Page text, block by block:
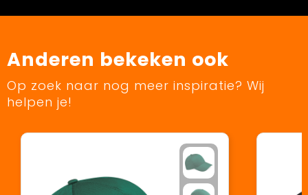
Anderen bekeken ook
Op zoek naar nog meer inspiratie? Wij
helpen je!